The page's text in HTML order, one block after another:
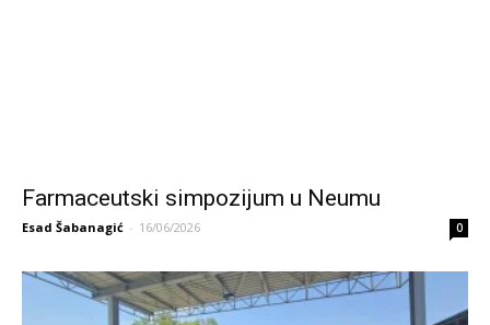
Farmaceutski simpozijum u Neumu
Esad Šabanagić - 16/06/2026 0